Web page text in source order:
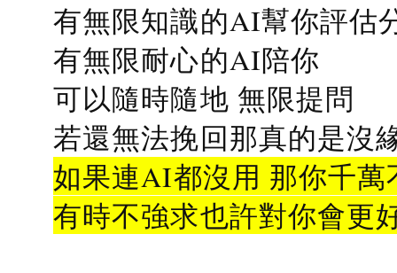
有無限知識的AI幫你評估
有無限耐心的AI陪你
可以隨時隨地 無限提問
若還無法挽回那真的是沒
如果連AI都沒用 那你千
有時不強求也許對你會更